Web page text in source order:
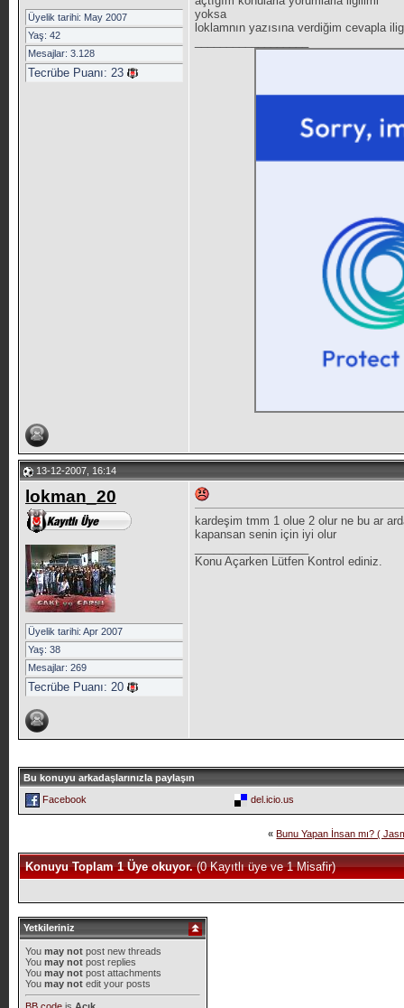
Üyelik tarihi: May 2007
Yaş: 42
Mesajlar: 3.128
Tecrübe Puanı: 23
yoksa
loklamnın yazısına verdiğim cevapla
13-12-2007, 16:14
lokman_20
Üyelik tarihi: Apr 2007
Yaş: 38
Mesajlar: 269
Tecrübe Puanı: 20
kardeşim tmm 1 olue 2 olur ne bu ar
kapansan senin için iyi olur
Konu Açarken Lütfen Kontrol ediniz.
Bu konuyu arkadaşlarınızla paylaşın
Facebook
del.icio.us
« Bunu Yapan İnsan mı? (
Konuyu Toplam 1 Üye okuyor.(0 Kayıtlı üye ve 1 Misafir)
Yetkileriniz
You may notpost new threads
You may notpost replies
You may notpost attachments
You may notedit your posts